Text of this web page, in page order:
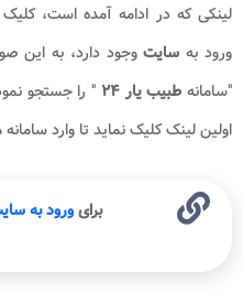
لینکی که در ادامه آمده است،
ورود به سایتوجود دارد، به این
"سامانه طبیب یار ۲۴
" را جستجو
اولین لینک کلیک نماید تا وارد
برایورود به